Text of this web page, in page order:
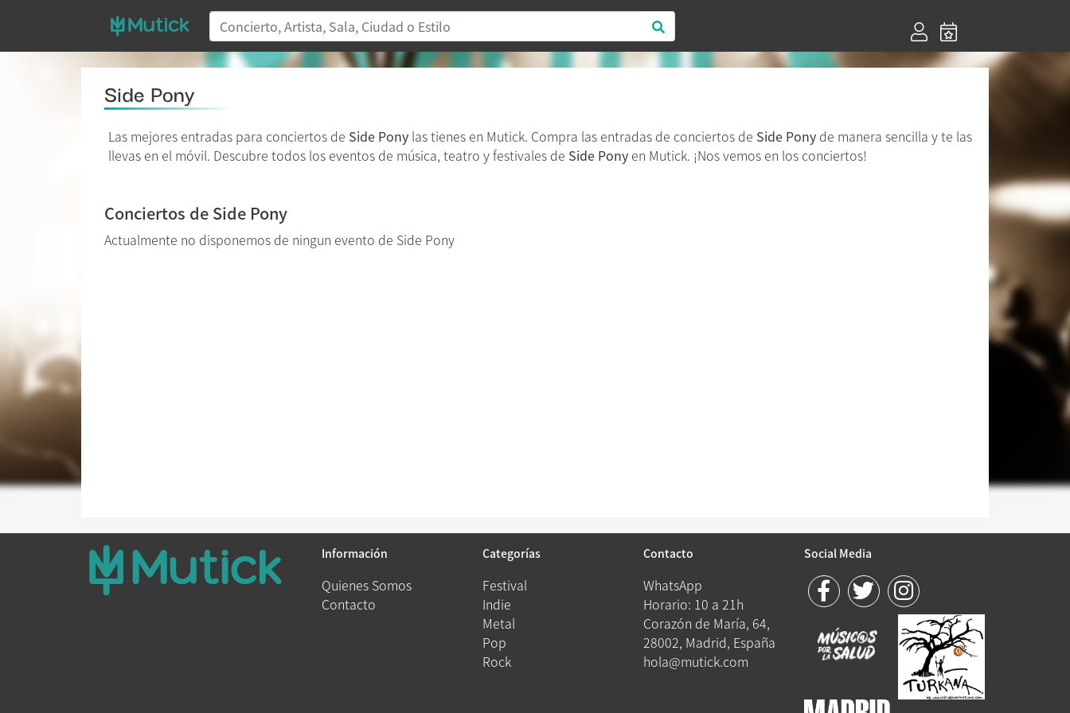
Side Pony
Las mejores entradas para conciertos de Side Pony las tienes en Mutick. Compra las entradas de conciertos de Side Pony de manera sencilla y te las
llevas en el móvil. Descubre todos los eventos de música, teatro y festivales de Side Pony en Mutick. ¡Nos vemos en los conciertos!
Conciertos de Side Pony
Actualmente no disponemos de ningun evento de Side Pony
Información
Quienes Somos
Contacto
Categorías
Festival
Indie
Metal
Pop
Rock
Contacto
WhatsApp
Horario: 10 a 21h
Corazón de María, 64,
28002, Madrid, España
hola@mutick.com
Social Media